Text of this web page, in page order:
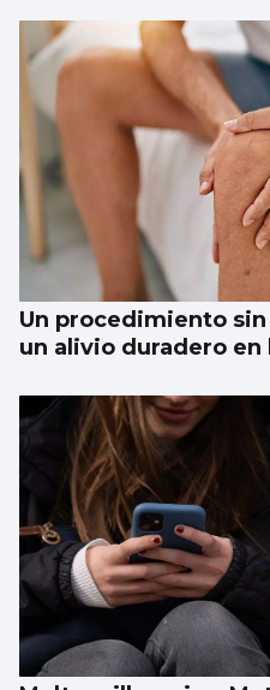
Un procedimiento
un alivio duradero en